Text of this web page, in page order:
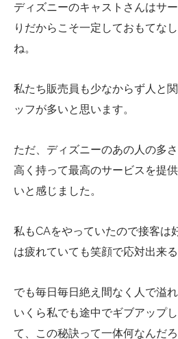
ディズニーのキャストさんはサ
りだからこそ一定しておもてな
ね。
私たち販売員も少なからず人と
ッフが多いと思います。
ただ、ディズニーのあの人の多
高く持って最高のサービスを提
いと感じました。
私もCAをやっていたので接客は
は疲れていても笑顔で応対出来
でも毎日毎日絶え間なく人で溢
いくら私でも途中でギブアップ
て、この秘訣って一体何なんだ